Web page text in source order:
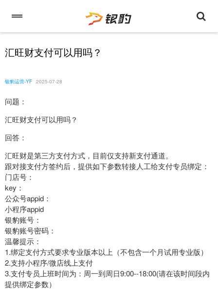
汇旺财支付可以用吗？
银豹运营-YF 2025-07-28
问题：
汇旺财支付可以用吗？
回答：
汇旺财是第三方支付方式，目前仅支持新支付通道。
跟对接支付方签约后，提供如下参数转接人工给支付专员绑定：
门店号：
key：
公众号appid：
小程序appid
银豹账号：
银豹账号密码：
温馨提示：
1.绑定支付方式要求专业版本以上（不包含一个月试用专业版）
2.支持小程序/微店线上支付
3.支付专员上班时间为：周一到周日9:00--18:00(请在该时间段内
提供绑定参数）